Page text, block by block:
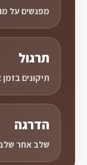
מפגשים על
תרגול
תיקונים
הדרגה
שלב אחר